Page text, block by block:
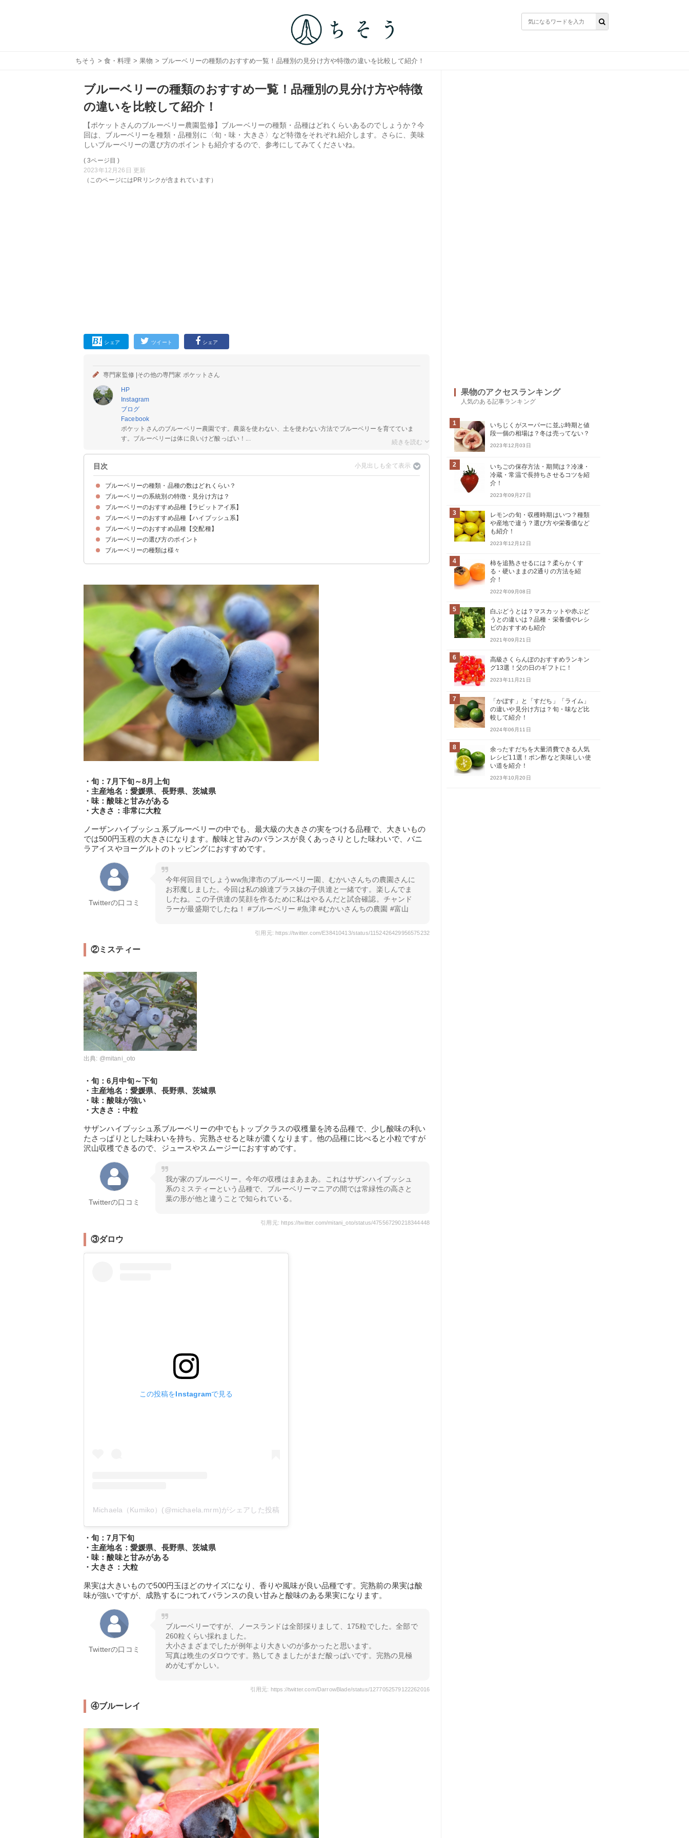
ちそう > 食・料理 >果物 > ブルーベリーの種類のおすすめ一覧！品種別の見分け方や特徴の違いを比較して紹介！
ブルーベリーの種類のおすすめ一覧！品種別の見分け方や特徴
の違いを比較して紹介！
【ポケットさんのブルーベリー農園監修】ブルーベリーの種類・品種はどれくらいあるのでしょうか？今
回は、ブルーベリーを種類・品種別に〈旬・味・大きさ〉など特徴をそれぞれ紹介します。さらに、美味
しいブルーベリーの選び方のポイントも紹介するので、参考にしてみてくださいね。
( 3ページ目 )
2023年12月26日 更新
（このページにはPRリンクが含まれています）
シェア ツイート シェア
専門家監修 | その他の専門家 ポケットさん
HP
Instagram
ブログ
Facebook
ポケットさんのブルーベリー農園です。農薬を使わない、土を使わない方法でブルーベリーを育てていま
す。ブルーベリーは体に良いけど酸っぱい！...
目次
ブルーベリーの種類・品種の数はどれくらい？
ブルーベリーは大きく2種類に分けられる
ブルーベリーの系統別の特徴・見分け方は？
①旬・収穫時期
②樹木の葉の形
③樹木の大きさ・サイズ
④味わい
ブルーベリーのおすすめ品種【ラビットアイ系】
①ティフブルー
②タイタン
③ヤドキン
ブルーベリーのおすすめ品種【ハイブッシュ系】
①チャンドラー
②ミスティー
③ダロウ
④ブルーレイ
ブルーベリーのおすすめ品種【交配種】
①パウダーブルー
②ブライトウェル
③ピンクレモネード
ブルーベリーの選び方のポイント
ブルーベリーの種類は様々
・旬：7月下旬～8月上旬
・主産地名：愛媛県、長野県、茨城県
・味：酸味と甘みがある
・大きさ：非常に大粒
ノーザンハイブッシュ系ブルーベリーの中でも、最大級の大きさの実をつける品種で、大きいもの
では500円玉程の大きさになります。酸味と甘みのバランスが良くあっさりとした味わいで、バニ
ラアイスやヨーグルトのトッピングにおすすめです。
Twitterの口コミ
今年何回目でしょうww魚津市のブルーベリー園、むかいさんちの農園さんに
お邪魔しました。今回は私の娘達プラス妹の子供達と一緒です。楽しんでま
したね。この子供達の笑顔を作るために私はやるんだと試合確認。チャンド
ラーが最盛期でしたね！ #ブルーベリー #魚津 #むかいさんちの農園 #富山
引用元: https://twitter.com/E38410413/status/1152426429956575232
②ミスティー
出典: @mitani_oto
・旬：6月中旬～下旬
・主産地名：愛媛県、長野県、茨城県
・味：酸味が強い
・大きさ：中粒
サザンハイブッシュ系ブルーベリーの中でもトップクラスの収穫量を誇る品種で、少し酸味の利い
たさっぱりとした味わいを持ち、完熟させると味が濃くなります。他の品種に比べると小粒ですが
沢山収穫できるので、ジュースやスムージーにおすすめです。
Twitterの口コミ
我が家のブルーベリー。今年の収穫はまあまあ。これはサザンハイブッシュ
系のミスティーという品種で、ブルーベリーマニアの間では常緑性の高さと
葉の形が他と違うことで知られている。
引用元: https://twitter.com/mitani_oto/status/475567290218344448
③ダロウ
この投稿をInstagramで見る
Michaela（Kumiko）(@michaela.mrm)がシェアした投稿
・旬：7月下旬
・主産地名：愛媛県、長野県、茨城県
・味：酸味と甘みがある
・大きさ：大粒
果実は大きいもので500円玉ほどのサイズになり、香りや風味が良い品種です。完熟前の果実は酸
味が強いですが、成熟するにつれてバランスの良い甘みと酸味のある果実になります。
Twitterの口コミ
ブルーベリーですが、ノースランドは全部採りまして、175粒でした。全部で
260粒くらい採れました。
大小さまざまでしたが例年より大きいのが多かったと思います。
写真は晩生のダロウです。熟してきましたがまだ酸っぱいです。完熟の見極
めがむずかしい。
引用元: https://twitter.com/DarrowBlade/status/1277052579122262016
④ブルーレイ
果物のアクセスランキング
人気のある記事ランキング
1
いちじくがスーパーに並ぶ時期と値
段一個の相場は？冬は売ってない？
2023年12月03日
2
いちごの保存方法・期間は？冷凍・
冷蔵・常温で長持ちさせるコツを紹
介！
2023年09月27日
3
レモンの旬・収穫時期はいつ？種類
や産地で違う？選び方や栄養価など
も紹介！
2023年12月12日
4
柿を追熟させるには？柔らかくす
る・硬いままの2通りの方法を紹
介！
2022年09月08日
5
白ぶどうとは？マスカットや赤ぶど
うとの違いは？品種・栄養価やレシ
ピのおすすめも紹介
2021年09月21日
6
高級さくらんぼのおすすめランキン
グ13選！父の日のギフトに！
2023年11月21日
7
「かぼす」と「すだち」「ライム」
の違いや見分け方は？旬・味など比
較して紹介！
2024年06月11日
8
余ったすだちを大量消費できる人気
レシピ11選！ポン酢など美味しい使
い道を紹介！
2023年10月20日